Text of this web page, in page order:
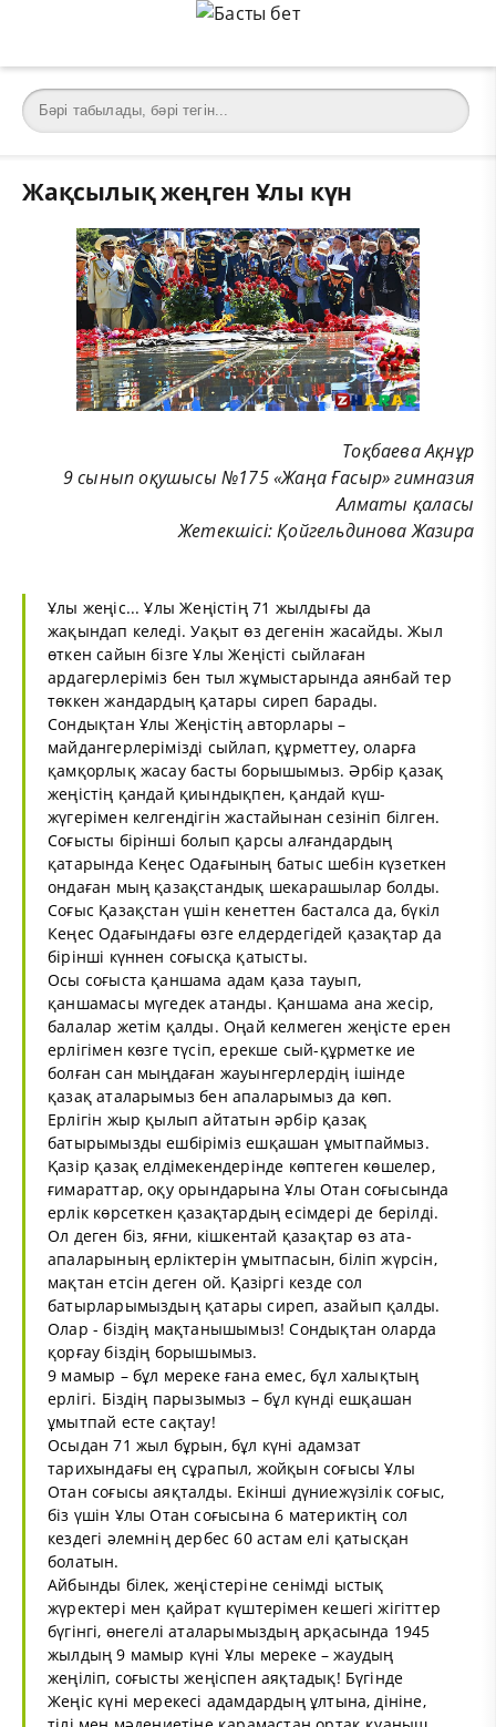
Жақсылық жеңген Ұлы күн
Тоқбаева Ақнұр
9 сынып оқушысы №175 «Жаңа Ғасыр» гимназия
Алматы қаласы
Жетекшісі: Қойгельдинова Жазира
Ұлы жеңіс... Ұлы Жеңістің 71 жылдығы да
жақындап келеді. Уақыт өз дегенін жасайды. Жыл
өткен сайын бізге Ұлы Жеңісті сыйлаған
ардагерлеріміз бен тыл жұмыстарында аянбай тер
төккен жандардың қатары сиреп барады.
Сондықтан Ұлы Жеңістің авторлары –
майдангерлерімізді сыйлап, құрметтеу, оларға
қамқорлық жасау басты борышымыз. Әрбір қазақ
жеңістің қандай қиындықпен, қандай күш-
жүгерімен келгендігін жастайынан сезініп білген.
Соғысты бірінші болып қарсы алғандардың
қатарында Кеңес Одағының батыс шебін күзеткен
ондаған мың қазақстандық шекарашылар болды.
Соғыс Қазақстан үшін кенеттен басталса да, бүкіл
Кеңес Одағындағы өзге елдердегідей қазақтар да
бірінші күннен соғысқа қатысты.
Осы соғыста қаншама адам қаза тауып,
қаншамасы мүгедек атанды. Қаншама ана жесір,
балалар жетім қалды. Оңай келмеген жеңісте ерен
ерлігімен көзге түсіп, ерекше сый-құрметке ие
болған сан мыңдаған жауынгерлердің ішінде
қазақ аталарымыз бен апаларымыз да көп.
Ерлігін жыр қылып айтатын әрбір қазақ
батырымызды ешбіріміз ешқашан ұмытпаймыз.
Қазір қазақ елдімекендерінде көптеген көшелер,
ғимараттар, оқу орындарына Ұлы Отан соғысында
ерлік көрсеткен қазақтардың есімдері де берілді.
Ол деген біз, яғни, кішкентай қазақтар өз ата-
апаларының ерліктерін ұмытпасын, біліп жүрсін,
мақтан етсін деген ой. Қазіргі кезде сол
батырларымыздың қатары сиреп, азайып қалды.
Олар - біздің мақтанышымыз! Сондықтан оларда
қорғау біздің борышымыз.
9 мамыр – бұл мереке ғана емес, бұл халықтың
ерлігі. Біздің парызымыз – бұл күнді ешқашан
ұмытпай есте сақтау!
Осыдан 71 жыл бұрын, бұл күні адамзат
тарихындағы ең сұрапыл, жойқын соғысы Ұлы
Отан соғысы аяқталды. Екінші дүниежүзілік соғыс,
біз үшін Ұлы Отан соғысына 6 материктің сол
кездегі әлемнің дербес 60 астам елі қатысқан
болатын.
Айбынды білек, жеңістеріне сенімді ыстық
жүректері мен қайрат күштерімен кешегі жігіттер
бүгінгі, өнегелі аталарымыздың арқасында 1945
жылдың 9 мамыр күні Ұлы мереке – жаудың
жеңіліп, соғысты жеңіспен аяқтадық! Бүгінде
Жеңіс күні мерекесі адамдардың ұлтына, дініне,